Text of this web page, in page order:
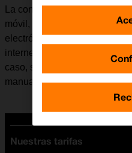
La conexión de internet se
móvil, por ejemplo, al usar el
electrónico, instalar apps,
internet una vez se haya
caso, se puede configurar el
manual.
Nuestras tarifas